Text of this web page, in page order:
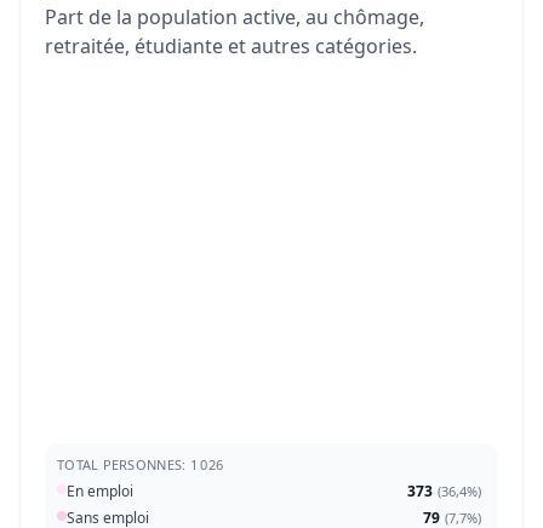
Part de la population active, au chômage,
retraitée, étudiante et autres catégories.
TOTAL PERSONNES: 1 026
En emploi 373 (36,4%)
Sans emploi 79 (7,7%)